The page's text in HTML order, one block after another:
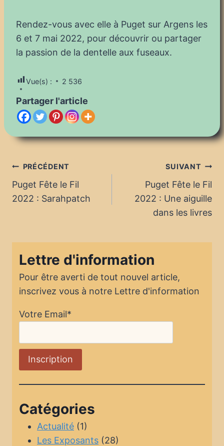
Rendez-vous avec elle à Puget sur Argens les
6 et 7 mai 2022, pour découvrir ou partager
la passion de la dentelle aux fuseaux.
Vue(s) : 2 536
Partager l'article
Navigation
de
PRÉCÉDENT
Puget Fête le Fil
2022 : Sarahpatch
SUIVANT
Puget Fête le Fil
2022 : Une aiguille
dans les livres
Lettre d'information
Pour être averti de tout nouvel article,
inscrivez vous à notre Lettre d'information
Votre Email*
Catégories
Actualité (1)
Les Exposants (28)